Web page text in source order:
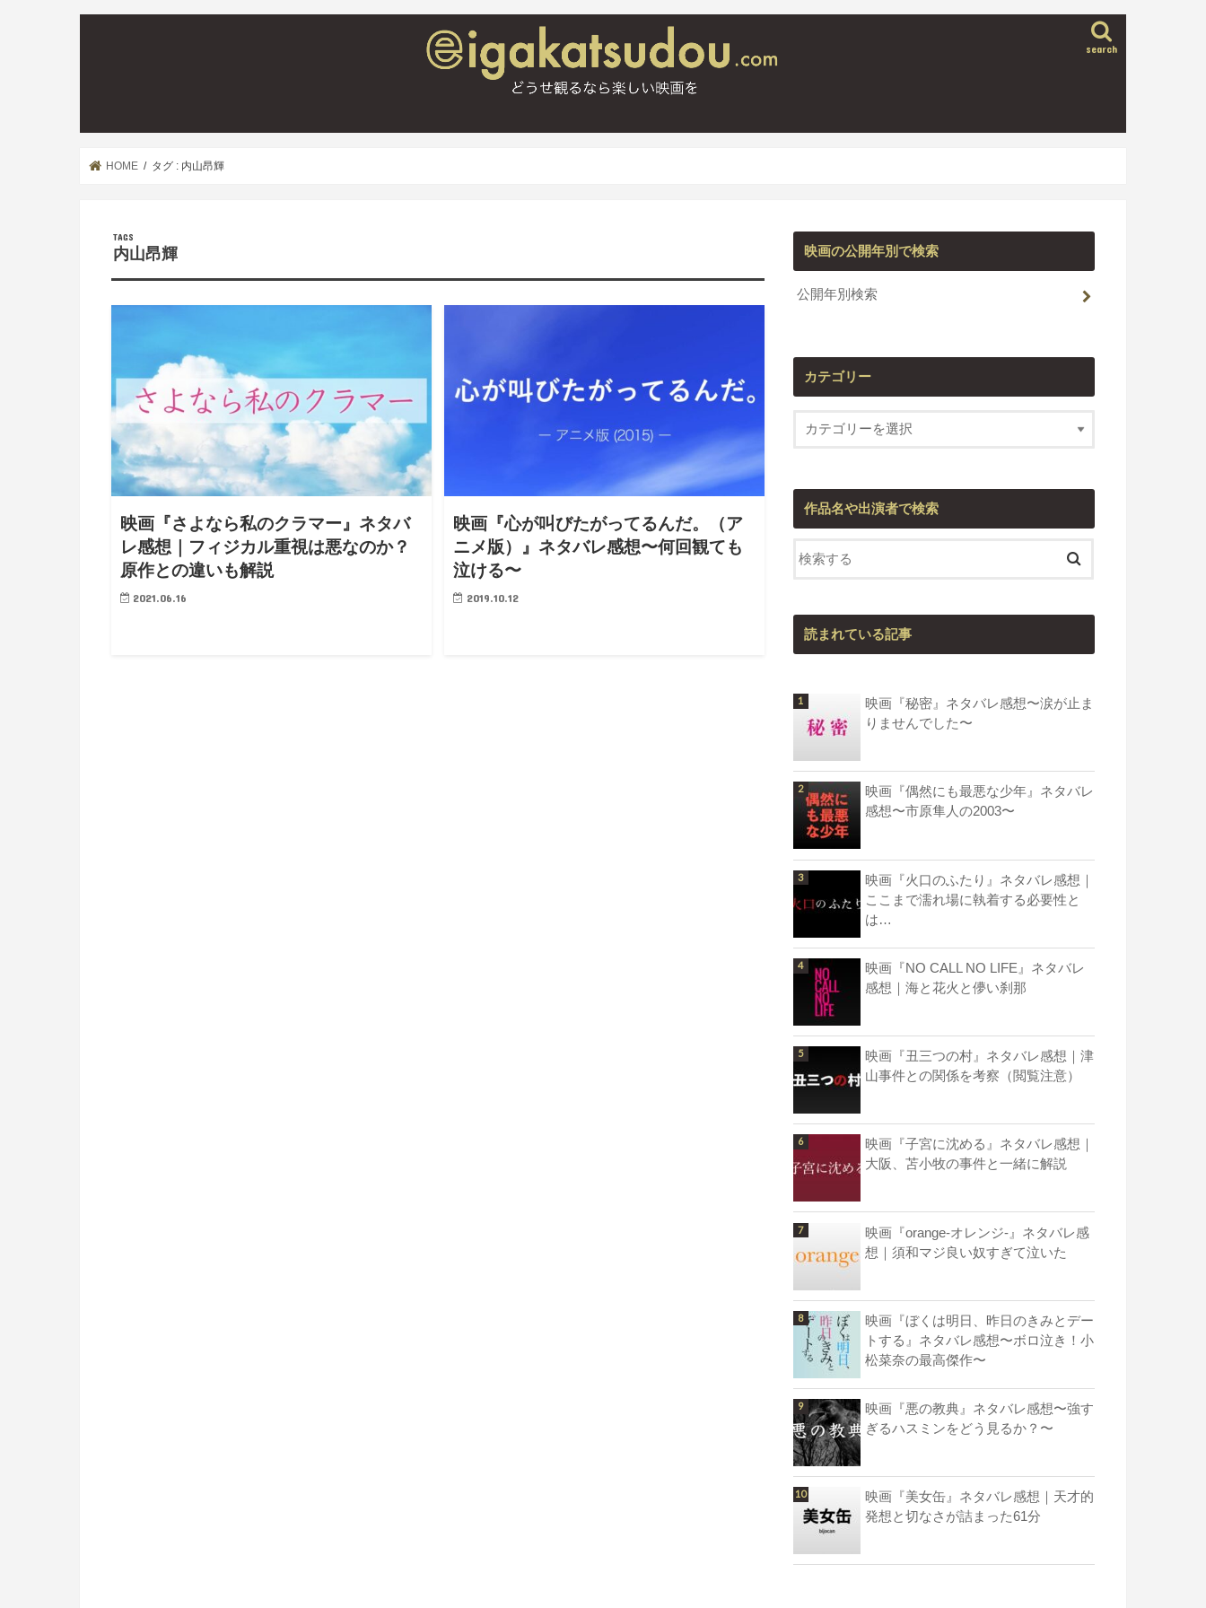
search
HOME タグ : 内山昂輝
内山昂輝
映画『さよなら私のクラマー』ネタバ
レ感想｜フィジカル重視は悪なのか？
原作との違いも解説
2021.06.16
映画『心が叫びたがってるんだ。（ア
ニメ版）』ネタバレ感想〜何回観ても
泣ける〜
2019.10.12
映画の公開年別で検索
公開年別検索
カテゴリー
作品名や出演者で検索
読まれている記事
映画『秘密』ネタバレ感想〜涙が止ま
りませんでした〜
映画『偶然にも最悪な少年』ネタバレ
感想〜市原隼人の2003〜
映画『火口のふたり』ネタバレ感想｜
ここまで濡れ場に執着する必要性と
は…
映画『NO CALL NO LIFE』ネタバレ
感想｜海と花火と儚い刹那
映画『丑三つの村』ネタバレ感想｜津
山事件との関係を考察（閲覧注意）
映画『子宮に沈める』ネタバレ感想｜
大阪、苫小牧の事件と一緒に解説
映画『orange-オレンジ-』ネタバレ感
想｜須和マジ良い奴すぎて泣いた
映画『ぼくは明日、昨日のきみとデー
トする』ネタバレ感想〜ボロ泣き！小
松菜奈の最高傑作〜
映画『悪の教典』ネタバレ感想〜強す
ぎるハスミンをどう見るか？〜
映画『美女缶』ネタバレ感想｜天才的
発想と切なさが詰まった61分